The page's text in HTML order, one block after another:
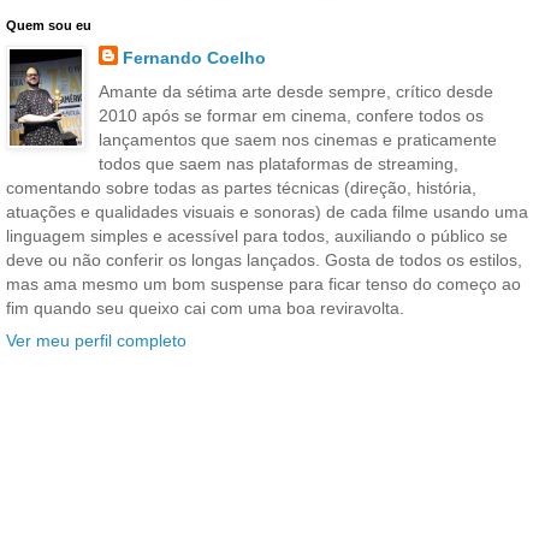
Quem sou eu
Fernando Coelho
Amante da sétima arte desde sempre, crítico desde
2010 após se formar em cinema, confere todos os
lançamentos que saem nos cinemas e praticamente
todos que saem nas plataformas de streaming,
comentando sobre todas as partes técnicas (direção, história,
atuações e qualidades visuais e sonoras) de cada filme usando uma
linguagem simples e acessível para todos, auxiliando o público se
deve ou não conferir os longas lançados. Gosta de todos os estilos,
mas ama mesmo um bom suspense para ficar tenso do começo ao
fim quando seu queixo cai com uma boa reviravolta.
Ver meu perfil completo